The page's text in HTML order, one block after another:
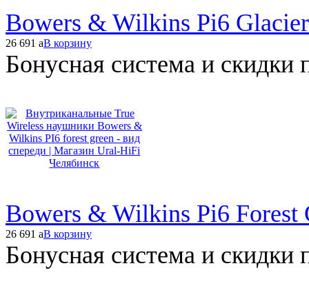
Bowers & Wilkins Pi6
26 691 aВ корзину
Бонусная система и скидки
Bowers & Wilkins Pi6 Forest
26 691 aВ корзину
Бонусная система и скидки